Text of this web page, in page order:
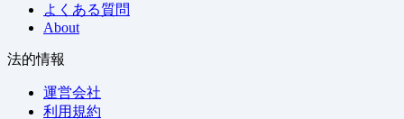
よくある質問
About
法的情報
運営会社
利用規約